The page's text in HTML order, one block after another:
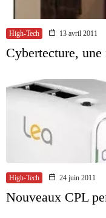
High-Tech 13 avril 2011
Cybertecture,
High-Tech 24 juin 2011
Nouveaux CPL